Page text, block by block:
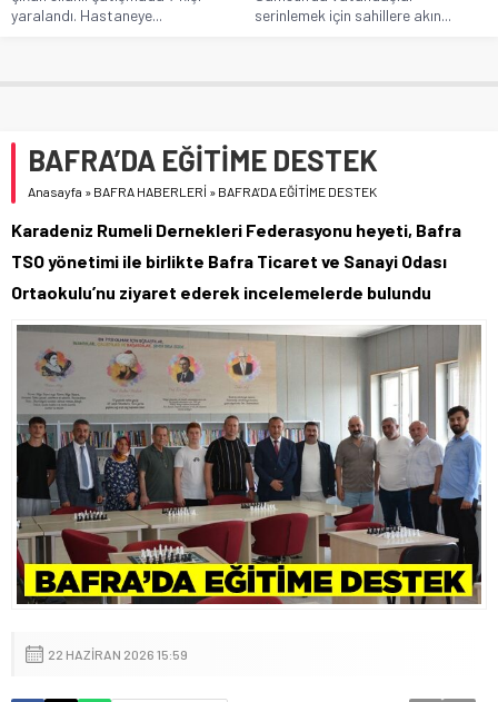
yaralandı. Hastaneye...
serinlemek için sahillere akın...
BAFRA’DA EĞİTİME DESTEK
Anasayfa » BAFRA HABERLERİ » BAFRA’DA EĞİTİME DESTEK
Karadeniz Rumeli Dernekleri Federasyonu heyeti, Bafra
TSO yönetimi ile birlikte Bafra Ticaret ve Sanayi Odası
Ortaokulu’nu ziyaret ederek incelemelerde bulundu
22 HAZIRAN 2026 15:59